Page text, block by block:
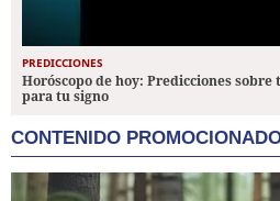
PREDICCIONES
Horóscopo de hoy: Predicciones
para tu signo
CONTENIDO